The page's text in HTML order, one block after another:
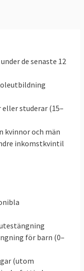
de senaste 12
eller studerar (15–
kvinnor och män
inkomstkvintil
för barn (0–
(utom